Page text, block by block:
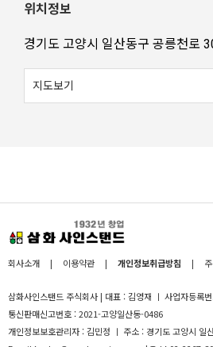
위치정보
경기도 고양시 일산동구 공릉천로
지도보기
회사소개 | 이용약관 | 개인정보취급방침 |
삼화사인스탠드 주식회사 | 대표 : 김영재 ㅣ 사업자등록
통신판매신고번호 : 2021-고양일산동-0486
개인정보보호관리자 : 김민정 ㅣ 주소 : 경기도 고양시 일